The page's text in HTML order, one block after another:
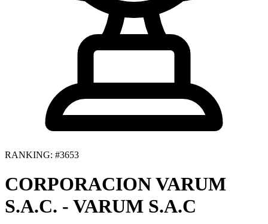
RANKING: #3653
CORPORACION VARUM
S.A.C. - VARUM S.A.C